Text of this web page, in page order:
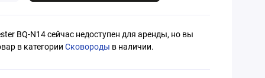
BQ-N14 сейчас недоступен для аренды, но вы
в категории Сковороды в наличии.